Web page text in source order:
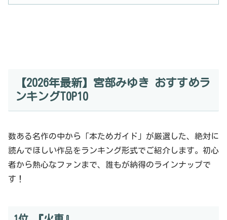
【2026年最新】宮部みゆき おすすめラ
ンキングTOP10
数ある名作の中から「本ためガイド」が厳選した、絶対に
読んでほしい作品をランキング形式でご紹介します。初心
者から熱心なファンまで、誰もが納得のラインナップで
す！